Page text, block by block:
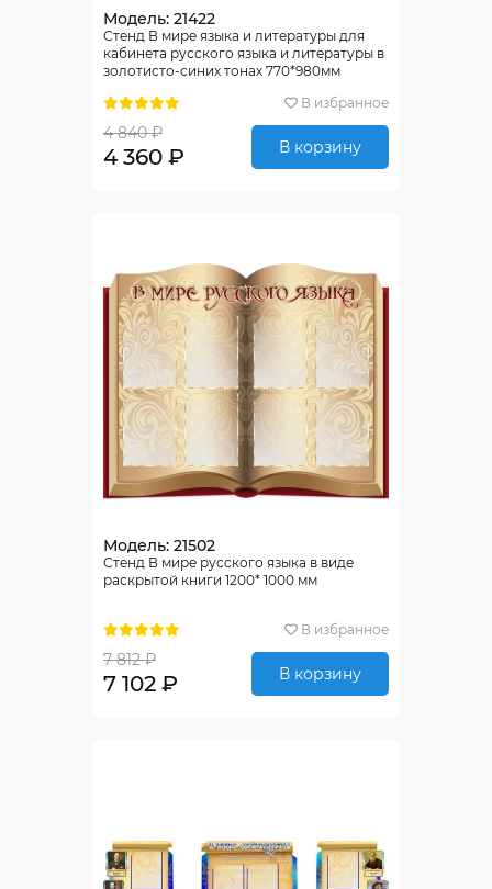
Модель: 21422
Стенд В мире языка и литературы для
кабинета русского языка и литературы в
золотисто-синих тонах 770*980мм
В избранное
4 840 ₽
4 360 ₽ В корзину
Модель: 21502
Стенд В мире русского языка в виде
раскрытой книги 1200* 1000 мм
В избранное
7 812 ₽
7 102 ₽ В корзину